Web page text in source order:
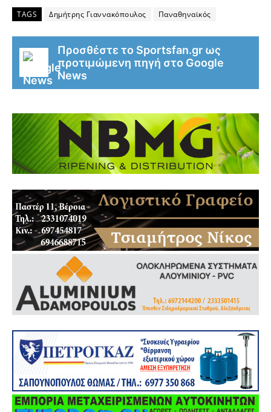
TAGS Δημήτρης Γιαννακόπουλος Παναθηναϊκός
Προσθέστε το Sportsfan.gr ως
προτιμώμενη πηγή στο Google
News